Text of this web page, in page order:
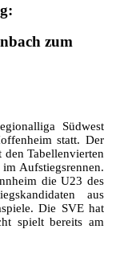
zum
Südwest
statt. Der
Tabellenvierten
Aufstiegsrennen.
die U23 des
aus
Die SVE hat
spielt bereits am